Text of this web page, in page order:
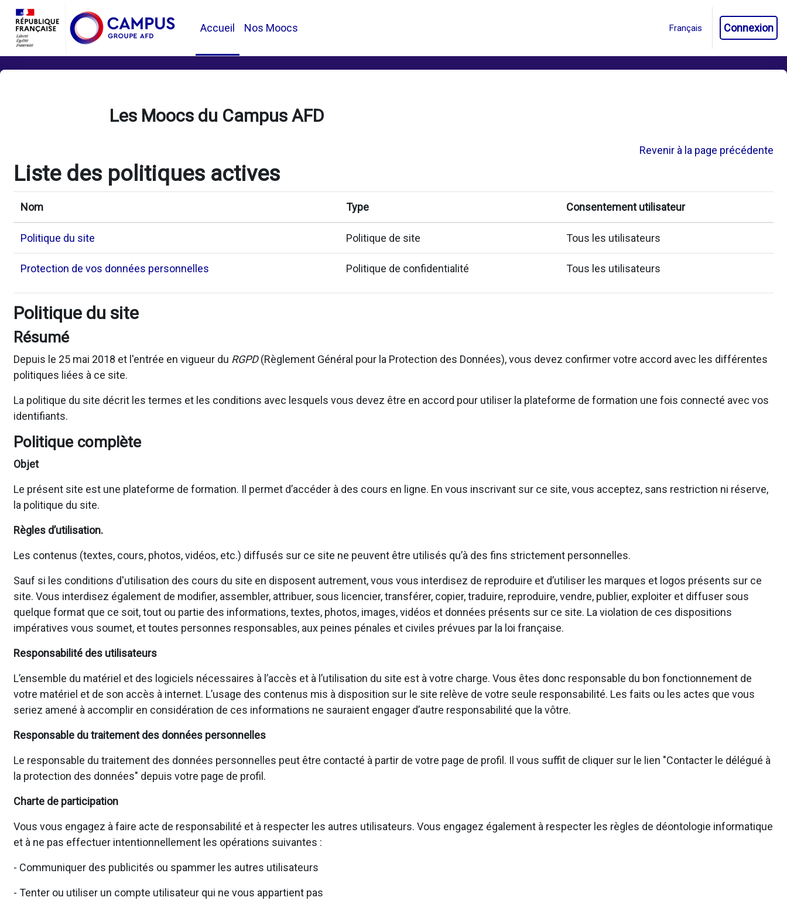
Passer au contenu principal
Accueil
Nos Moocs Connexion
Les Moocs du Campus AFD
Revenir à la page précédente
Liste des politiques actives
Nom Type Consentement utilisateur
Politique du site Politique de site Tous les utilisateurs
Protection de vos données personnelles Politique de confidentialité Tous les utilisateurs
Politique du site
Résumé
Depuis le 25 mai 2018 et l'entrée en vigueur du RGPD(Règlement Général pour la Protection des Données), vous devez confirmer votre accord avec les différentes
politiques liées à ce site.
La politique du site décrit les termes et les conditions avec lesquels vous devez être en accord pour utiliser la plateforme de formation une fois connecté avec vos
identifiants.
Politique complète
Objet
Le présent site est une plateforme de formation. Il permet d’accéder à des cours en ligne. En vous inscrivant sur ce site, vous acceptez, sans restriction ni réserve,
la politique du site.
Règles d’utilisation.
Les contenus (textes, cours, photos, vidéos, etc.) diffusés sur ce site ne peuvent être utilisés qu’à des fins strictement personnelles.
Sauf si les conditions d'utilisation des cours du site en disposent autrement, vous vous interdisez de reproduire et d’utiliser les marques et logos présents sur ce
site. Vous interdisez également de modifier, assembler, attribuer, sous licencier, transférer, copier, traduire, reproduire, vendre, publier, exploiter et diffuser sous
quelque format que ce soit, tout ou partie des informations, textes, photos, images, vidéos et données présents sur ce site. La violation de ces dispositions
impératives vous soumet, et toutes personnes responsables, aux peines pénales et civiles prévues par la loi française.
Responsabilité des utilisateurs
L’ensemble du matériel et des logiciels nécessaires à l’accès et à l’utilisation du site est à votre charge. Vous êtes donc responsable du bon fonctionnement de
votre matériel et de son accès à internet. L’usage des contenus mis à disposition sur le site relève de votre seule responsabilité. Les faits ou les actes que vous
seriez amené à accomplir en considération de ces informations ne sauraient engager d’autre responsabilité que la vôtre.
Responsable du traitement des données personnelles
Le responsable du traitement des données personnelles peut être contacté à partir de votre page de profil. Il vous suffit de cliquer sur le lien "Contacter le délégué à
la protection des données" depuis votre page de profil.
Charte de participation
Vous vous engagez à faire acte de responsabilité et à respecter les autres utilisateurs. Vous engagez également à respecter les règles de déontologie informatique
et à ne pas effectuer intentionnellement les opérations suivantes :
- Communiquer des publicités ou spammer les autres utilisateurs
- Tenter ou utiliser un compte utilisateur qui ne vous appartient pas